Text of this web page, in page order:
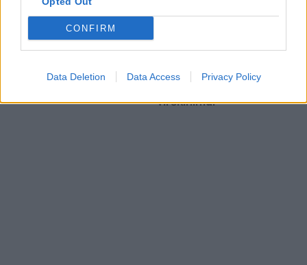
CONFIRM
Data Deletion Data Access Privacy Policy
Laisvalaikis
Magnetinė audra
rugpjūčio 8 dieną: kokia
jos galia
Laisvalaikis
vakarienės:
gastroenterologai davė
tris patarimus sveikam
virškinimui